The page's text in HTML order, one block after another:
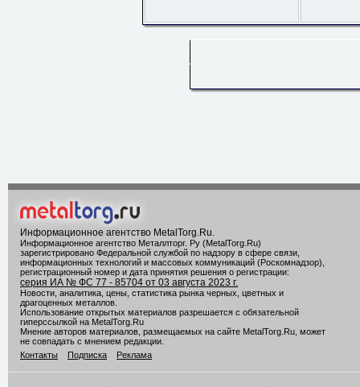
Информационное агентство MetalTorg.Ru
Информационное агентство Металлторг. Ру (MetalTorg.Ru)
зарегистрировано Федеральной службой по надзору в сфере связи,
информационных технологий и массовых коммуникаций (Роскомнадзор),
регистрационный номер и дата принятия решения о регистрации:
серия ИА № ФС 77 - 85704 от 03 августа 2023 г.
Новости, аналитика, цены, статистика рынка черных, цветных и
драгоценных металлов.
Использование открытых материалов разрешается с обязательной
гиперссылкой на MetalTorg.Ru
Мнение авторов материалов, размещаемых на сайте MetalTorg.Ru, может
не совпадать с мнением редакции.
Контакты
Подписка Реклама